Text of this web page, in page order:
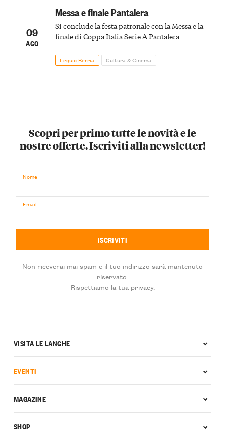
09
AGO
Messa e finale Pantalera
Si conclude la festa patronale con la Messa e la
finale di Coppa Italia Serie A Pantalera
Lequio Berria Cultura & Cinema
Scopri per primo tutte le novità e le
nostre offerte. Iscriviti alla newsletter!
Nome
Email
Non riceverai mai spam e il tuo indirizzo sarà mantenuto
riservato.
Rispettiamo la tua privacy.
VISITA LE LANGHE
EVENTI
MAGAZINE
SHOP